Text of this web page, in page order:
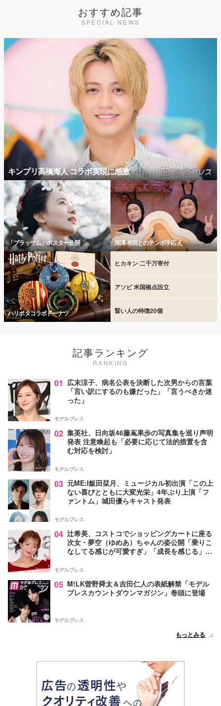
おすすめ記事
SPECIAL NEWS
キンプリ高橋海人 コラボ実現に感激
「ブラッサム」ポスター公開 深澤 有田とのテンポ手応え
ハリポタコラボドーナツ
ヒカキン 二千万寄付
アソビ 米国拠点設立
賢い人の特徴20個
記事ランキング
RANKING
01 広末涼子、病名公表を決断した次男からの言葉
「言い訳にするのも嫌だった」「言うべきか迷
った」
モデルプレス
02 集英社、日向坂46藤嶌果歩の写真集を巡り声明
発表 注意喚起も「必要に応じて法的措置を含
む対応を検討」
モデルプレス
03 元ME:I飯田栞月、ミュージカル初出演「この上
ない喜びとともに大変光栄」4年ぶり上演「フ
ァントム」城田優らキャスト発表
モデルプレス
04 辻希美、コストコでショッピングカートに座る
次女・夢空（ゆめあ）ちゃんの姿公開「乗りこ
なしてる感じが可愛すぎ」「成長を感じる」の
モデルプレス
05 M!LK曽野舜太＆吉田仁人の表紙解禁「モデル
プレスカウントダウンマガジン」巻頭に登場
モデルプレス
もっとみる